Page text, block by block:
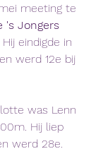
meeting te
's Jongers
eindigde in
werd 12e bij
was Lenn
Hij liep
werd 28e.